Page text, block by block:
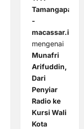
Tamangapa
-
macassar.id
mengenai
Munafri
Arifuddin,
Dari
Penyiar
Radio ke
Kursi Wali
Kota